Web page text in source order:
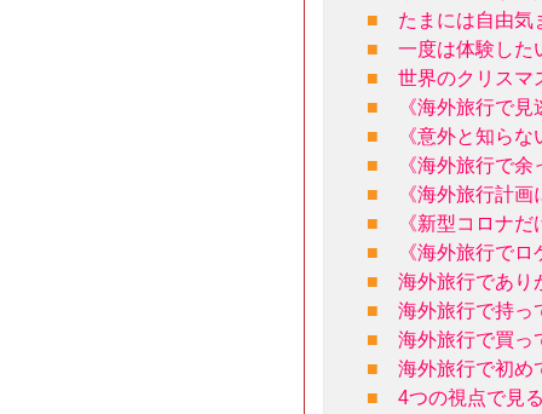
■
たまには自由気
■
一度は体験した
■
世界のクリスマ
■
《海外旅行で
■
《意外と知ら
■
《海外旅行で
■
《海外旅行計
■
《新型コロナ
■
《海外旅行で
■
海外旅行であり
■
海外旅行で持っ
■
海外旅行で買っ
■
海外旅行で初め
■
4つの視点で見